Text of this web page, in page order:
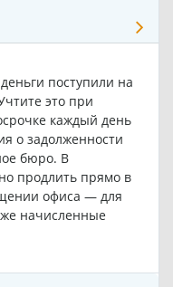
поступили на
это при
каждый день
о задолженности
бюро. В
продлить прямо в
офиса — для
начисленные